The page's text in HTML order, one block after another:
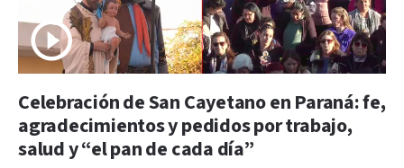
Celebración de San Cayetano en Paraná: fe,
agradecimientos y pedidos por trabajo,
salud y “el pan de cada día”